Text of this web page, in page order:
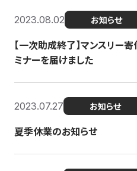
2023.08.02 お知らせ
【一次助成終了】マンスリー
ミナーを届けました
2023.07.27 お知らせ
夏季休業のお知らせ